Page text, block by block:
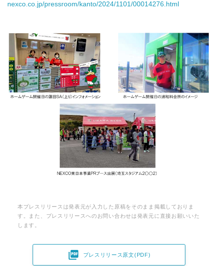
nexco.co.jp/pressroom/kanto/2024/1101/00014276.html
本プレスリリースは発表元が入力した原稿をそのまま掲載しておりま
す。また、プレスリリースへのお問い合わせは発表元に直接お願いいた
します。
 プレスリリース原文(PDF)